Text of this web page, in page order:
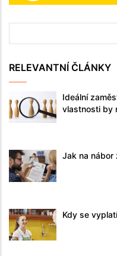
RELEVANTNÍ ČLÁNKY
Ideální
vlastnosti by
Jak na nábor
Kdy se